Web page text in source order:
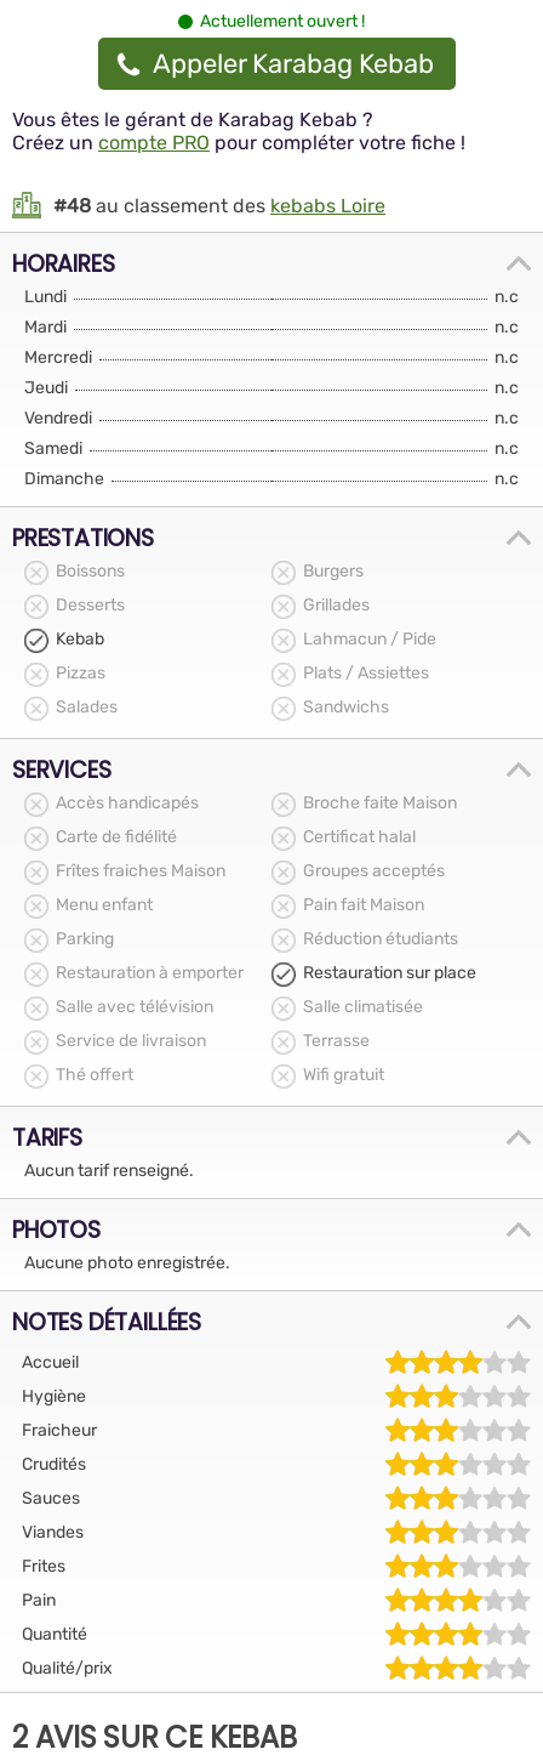
Actuellement ouvert !
Appeler Karabag Kebab
Vous êtes le gérant de Karabag Kebab ?
Créez un compte PRO pour compléter votre fiche !
#48 au classement des kebabs Loire
HORAIRES
Lundi
n.c
Mardi
n.c
Mercredi
n.c
Jeudi
n.c
Vendredi
n.c
Samedi
n.c
Dimanche
n.c
PRESTATIONS
Boissons
Burgers
Desserts
Grillades
Kebab
Lahmacun / Pide
Pizzas
Plats / Assiettes
Salades
Sandwichs
SERVICES
Accès handicapés
Broche faite Maison
Carte de fidélité
Certificat halal
Frîtes fraiches Maison
Groupes acceptés
Menu enfant
Pain fait Maison
Parking
Réduction étudiants
Restauration à emporter
Restauration sur place
Salle avec télévision
Salle climatisée
Service de livraison
Terrasse
Thé offert
Wifi gratuit
TARIFS
Aucun tarif renseigné.
PHOTOS
Aucune photo enregistrée.
NOTES DÉTAILLÉES
Accueil
Hygiène
Fraicheur
Crudités
Sauces
Viandes
Frites
Pain
Quantité
Qualité/prix
2 AVIS SUR CE KEBAB